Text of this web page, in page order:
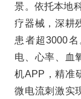
景。依托本地
疗器械，深耕
患者超3000
电、心率、血
机APP，精准
微电流刺激实